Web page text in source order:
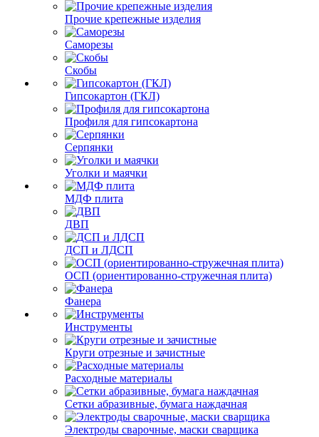
Прочие крепежные изделия
Саморезы
Скобы
Гипсокартон (ГКЛ)
Профиля для гипсокартона
Серпянки
Уголки и маячки
МДФ плита
ДВП
ДСП и ЛДСП
ОСП (ориентированно-стружечная плита)
Фанера
Инструменты
Круги отрезные и зачистные
Расходные материалы
Сетки абразивные, бумага наждачная
Электроды сварочные, маски сварщика